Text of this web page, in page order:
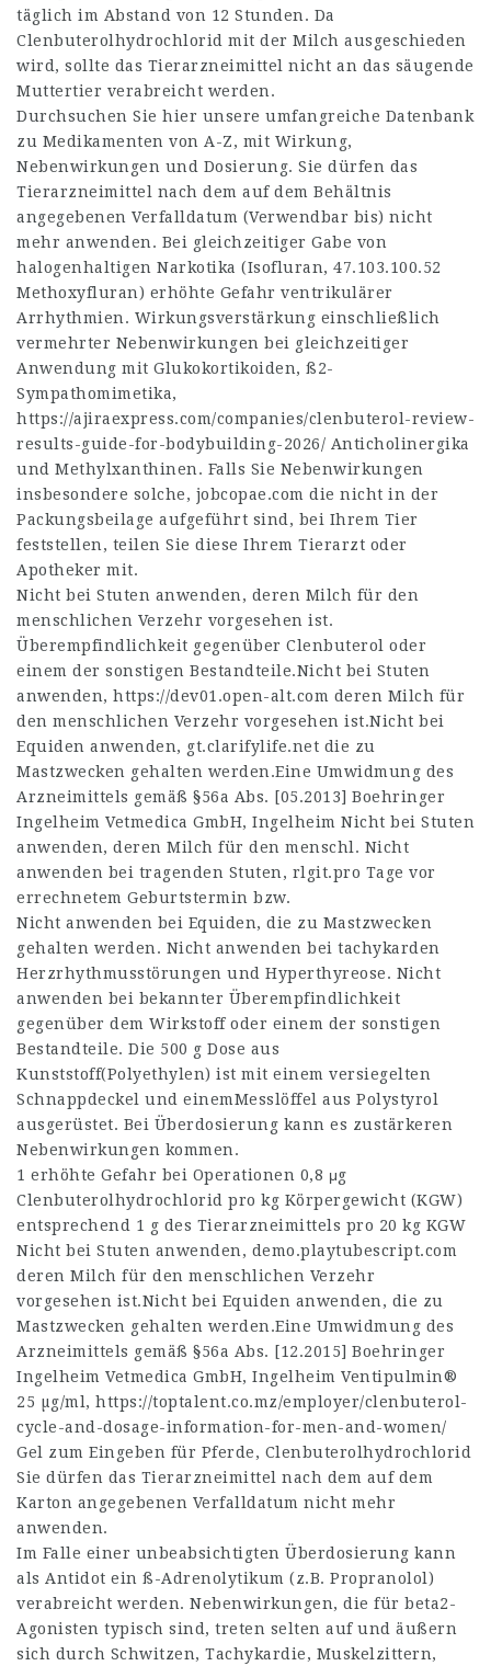
täglich im Abstand von 12 Stunden. Da
Clenbuterolhydrochlorid mit der Milch ausgeschieden
wird, sollte das Tierarzneimittel nicht an das säugende
Muttertier verabreicht werden.
Durchsuchen Sie hier unsere umfangreiche Datenbank
zu Medikamenten von A-Z, mit Wirkung,
Nebenwirkungen und Dosierung. Sie dürfen das
Tierarzneimittel nach dem auf dem Behältnis
angegebenen Verfalldatum (Verwendbar bis) nicht
mehr anwenden. Bei gleichzeitiger Gabe von
halogenhaltigen Narkotika (Isofluran, 47.103.100.52
Methoxyfluran) erhöhte Gefahr ventrikulärer
Arrhythmien. Wirkungsverstärkung einschließlich
vermehrter Nebenwirkungen bei gleichzeitiger
Anwendung mit Glukokortikoiden, ß2-
Sympathomimetika,
https://ajiraexpress.com/companies/clenbuterol-review-
results-guide-for-bodybuilding-2026/ Anticholinergika
und Methylxanthinen. Falls Sie Nebenwirkungen
insbesondere solche, jobcopae.com die nicht in der
Packungsbeilage aufgeführt sind, bei Ihrem Tier
feststellen, teilen Sie diese Ihrem Tierarzt oder
Apotheker mit.
Nicht bei Stuten anwenden, deren Milch für den
menschlichen Verzehr vorgesehen ist.
Überempfindlichkeit gegenüber Clenbuterol oder
einem der sonstigen Bestandteile.Nicht bei Stuten
anwenden, https://dev01.open-alt.com deren Milch für
den menschlichen Verzehr vorgesehen ist.Nicht bei
Equiden anwenden, gt.clarifylife.net die zu
Mastzwecken gehalten werden.Eine Umwidmung des
Arzneimittels gemäß §56a Abs. [05.2013] Boehringer
Ingelheim Vetmedica GmbH, Ingelheim Nicht bei Stuten
anwenden, deren Milch für den menschl. Nicht
anwenden bei tragenden Stuten, rlgit.pro Tage vor
errechnetem Geburtstermin bzw.
Nicht anwenden bei Equiden, die zu Mastzwecken
gehalten werden. Nicht anwenden bei tachykarden
Herzrhythmusstörungen und Hyperthyreose. Nicht
anwenden bei bekannter Überempfindlichkeit
gegenüber dem Wirkstoff oder einem der sonstigen
Bestandteile. Die 500 g Dose aus
Kunststoff(Polyethylen) ist mit einem versiegelten
Schnappdeckel und einemMesslöffel aus Polystyrol
ausgerüstet. Bei Überdosierung kann es zustärkeren
Nebenwirkungen kommen.
1 erhöhte Gefahr bei Operationen 0,8 μg
Clenbuterolhydrochlorid pro kg Körpergewicht (KGW)
entsprechend 1 g des Tierarzneimittels pro 20 kg KGW
Nicht bei Stuten anwenden, demo.playtubescript.com
deren Milch für den menschlichen Verzehr
vorgesehen ist.Nicht bei Equiden anwenden, die zu
Mastzwecken gehalten werden.Eine Umwidmung des
Arzneimittels gemäß §56a Abs. [12.2015] Boehringer
Ingelheim Vetmedica GmbH, Ingelheim Ventipulmin®
25 µg/ml, https://toptalent.co.mz/employer/clenbuterol-
cycle-and-dosage-information-for-men-and-women/
Gel zum Eingeben für Pferde, Clenbuterolhydrochlorid
Sie dürfen das Tierarzneimittel nach dem auf dem
Karton angegebenen Verfalldatum nicht mehr
anwenden.
Im Falle einer unbeabsichtigten Überdosierung kann
als Antidot ein ß-Adrenolytikum (z.B. Propranolol)
verabreicht werden. Nebenwirkungen, die für beta2-
Agonisten typisch sind, treten selten auf und äußern
sich durch Schwitzen, Tachykardie, Muskelzittern,